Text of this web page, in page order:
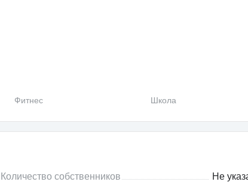
Фитнес Школа
Количество собственников
Не